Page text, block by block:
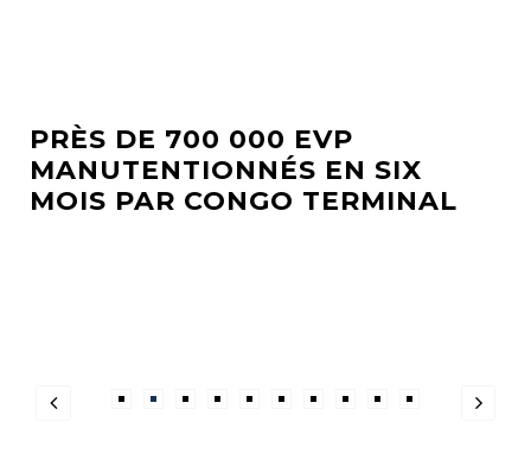
PRÈS DE 700 000 EVP
MANUTENTIONNÉS EN SIX
MOIS PAR CONGO TERMINAL